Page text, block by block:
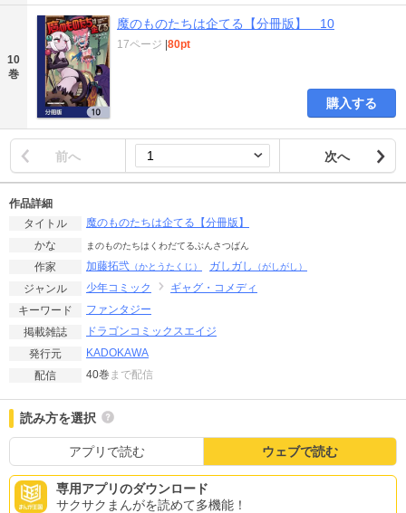
10
巻
魔のものたちは企てる【分冊版】 10
17ページ |80pt
購入する
前へ 次へ
作品詳細
タイトル
魔のものたちは企てる【分冊版】
かな
まのものたちはくわだてるぶんさつばん
作家 加藤拓弐 （かとうたくじ） ガしガし （がしがし）
ジャンル 少年コミック
ギャグ・コメディ
キーワード
ファンタジー
掲載雑誌
ドラゴンコミックスエイジ
発行元
KADOKAWA
配信
40巻 まで配信
読み方を選択
アプリで読む ウェブで読む
専用アプリのダウンロード
サクサクまんがを読めて多機能！